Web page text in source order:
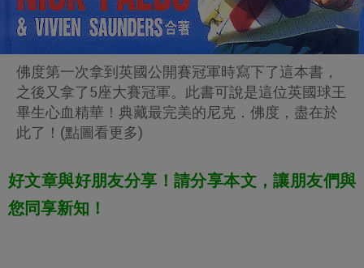
佛度第一次拿到英國公開賽冠軍時寫下了這本書，
之後又拿了5座大賽冠軍。此書可說是這位英國球王
畢生心血精華！典藏最完美的尼克．佛度，盡在於
此了！(點圖看更多)
好文章與好朋友分享！請分享本文，讓朋友們與
您同享新知！